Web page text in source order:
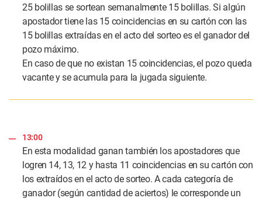
25 bolillas se sortean semanalmente 15 bolillas. Si algún
apostador tiene las 15 coincidencias en su cartón con las
15 bolillas extraídas en el acto del sorteo es el ganador del
pozo máximo.
En caso de que no existan 15 coincidencias, el pozo queda
vacante y se acumula para la jugada siguiente.
13:00
En esta modalidad ganan también los apostadores que
logren 14, 13, 12 y hasta 11 coincidencias en su cartón con
los extraídos en el acto de sorteo. A cada categoría de
ganador (según cantidad de aciertos) le corresponde un